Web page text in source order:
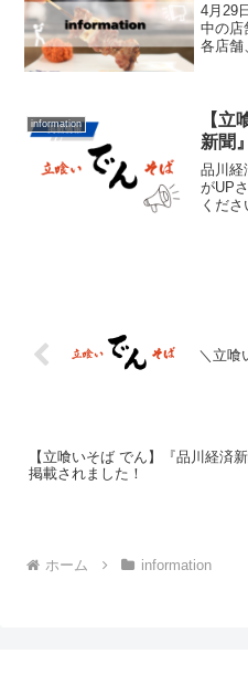
4月29
中の店
各店舗
information
【立
新聞
品川経
がUP
くだ
＼立喰
【立喰いそば でん】『品川経済
掲載されました！
ホーム information